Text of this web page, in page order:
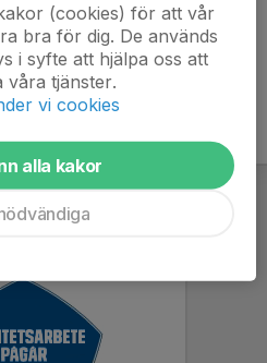
(cookies) för att vår
bra för dig. De används
i syfte att hjälpa oss att
våra tjänster.
vi cookies
alla kakor